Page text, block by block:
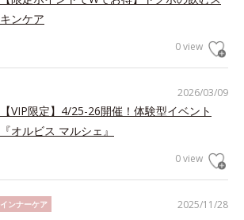
キンケア
0 view
2026/03/09
【VIP限定】4/25-26開催！体験型イベント
『オルビス マルシェ』
0 view
2025/11/28
インナーケア